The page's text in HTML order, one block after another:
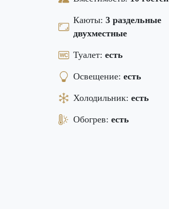
Каюты: 3 раздельные
двухместные
Туалет: есть
Освещение: есть
Холодильник: есть
Обогрев: есть